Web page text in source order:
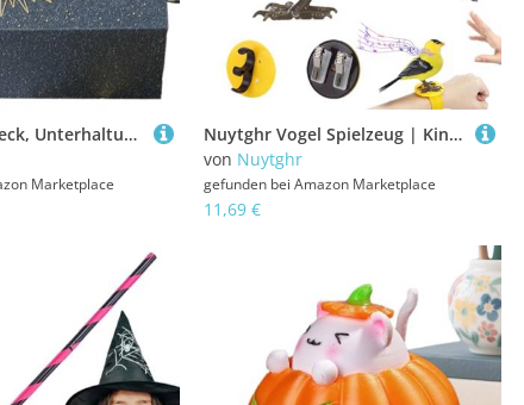
Tarotkarten-Deck, Unterhaltung, Wahrsager-Set, 78 Karten, Wahrsagungsspiel, 7,6 x 12,9 cm, Schicksals-Lesewerkzeug für Familienspaß, russische Sprachausgabe, spirituelle Einsichtsaktivität
Marketplace
Nuytghr Vogel Spielzeug | Kinder Vogel Spielzeug Für Kleinkinder,Niedliches Realistisches Tier Interaktives Sensorikspiel Für Schreibtisch Deko Raum Wartebereich
von Nuytghr
gefunden bei Amazon Marketplace
11,69 €